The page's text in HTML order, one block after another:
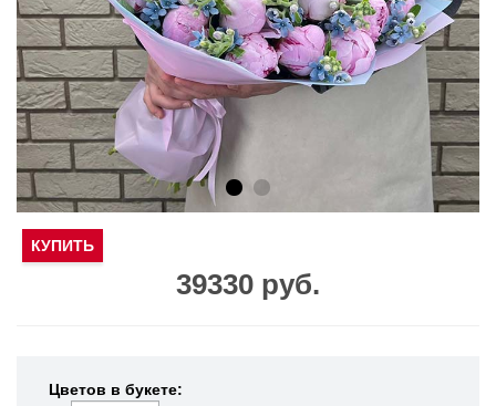
39330 руб.
КУПИТЬ
Цветов в букете: